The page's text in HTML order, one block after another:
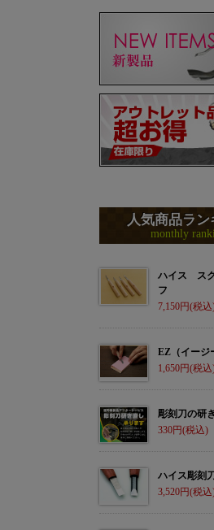
人気商品ラン
monthly
ハイス ス
フ
7,150
EZ（イージ
1,650
彫刻刀の研
330
ハイス彫刻
3,520